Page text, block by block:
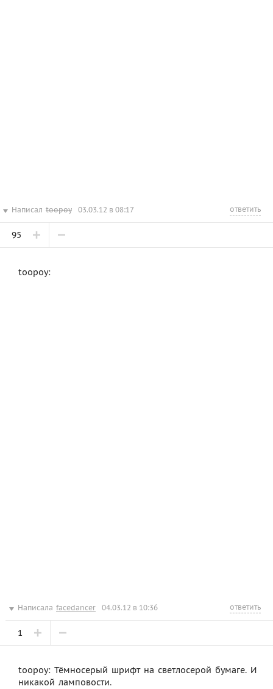
Написал toopoy 03.03.12 в 08:17 ответить
95
toopoy:
Написала facedancer 04.03.12 в 10:36 ответить
1
toopoy: Тёмносерый шрифт на светлосерой бумаге. И
никакой ламповости.